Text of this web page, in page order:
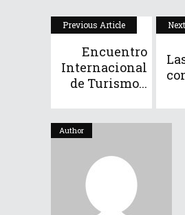
Previous Article
Encuentro
Internacional
de Turismo...
Author